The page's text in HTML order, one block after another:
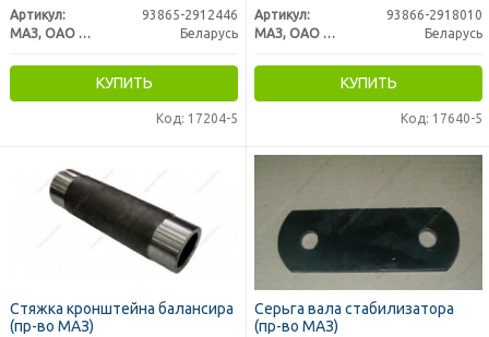
Артикул:
93865-2912446
МАЗ, ОАО «Минский автомобильный завод»
Беларусь
КУПИТЬ
Код: 17204-5
Артикул:
93866-2918010
МАЗ, ОАО «Минский автомобильный завод»
Беларусь
КУПИТЬ
Код: 17640-5
Стяжка кронштейна балансира
(пр-во МАЗ)
Серьга вала стабилизатора
(пр-во МАЗ)